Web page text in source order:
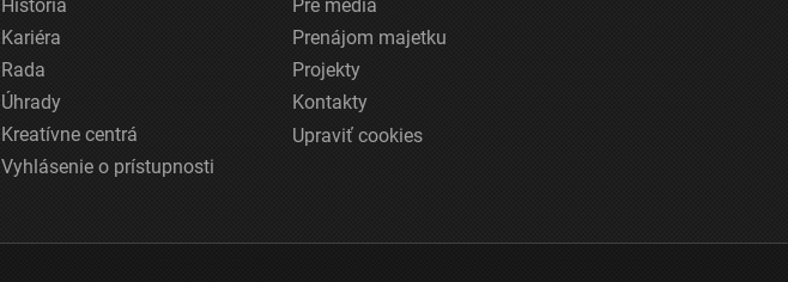
História
Kariéra
Rada
Úhrady
Kreatívne centrá
Vyhlásenie o prístupnosti
Pre médiá
Prenájom majetku
Projekty
Kontakty
Upraviť cookies